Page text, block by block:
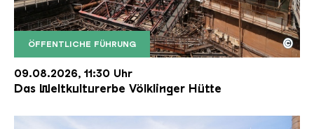
ÖFFENTLICHE FÜHRUNG
Der Erzschrägaufzug der Völklinger Hütte mit
Copyright: Weltkulturerbe Völklinger Hütte | Karl
©
09.08.2026, 11:30 Uhr
Das Weltkulturerbe Völklinger Hütte